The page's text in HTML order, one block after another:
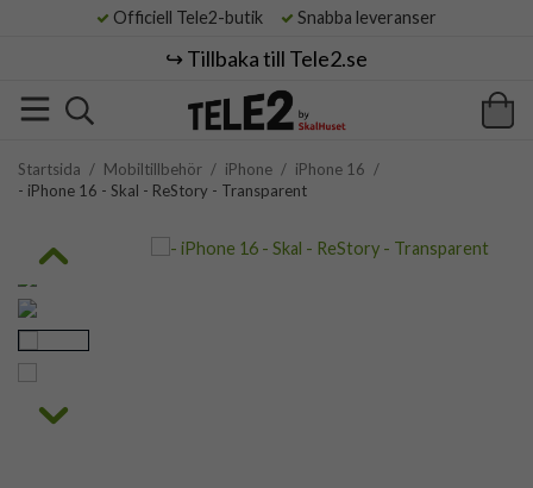
Officiell Tele2-butik Snabba leveranser
↪️ Tillbaka till Tele2.se
Startsida / Mobiltillbehör / iPhone / iPhone 16 /
- iPhone 16 - Skal - ReStory - Transparent